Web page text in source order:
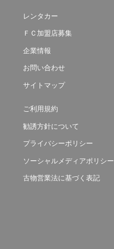
レンタカー
ＦＣ加盟店募集
企業情報
お問い合わせ
サイトマップ
ご利用規約
勧誘方針について
プライバシーポリシー
ソーシャルメディアポリシー
古物営業法に基づく表記